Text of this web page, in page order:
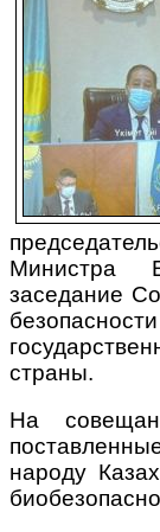
Министра
заседание
страны.
На
народу